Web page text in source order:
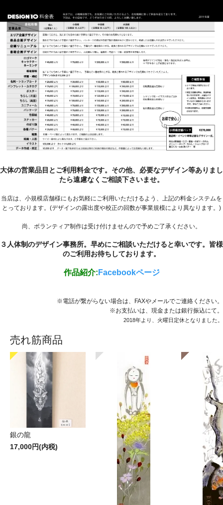
大体の営業品目とご利用料金です。その他、必要なデザイン等ありまし
たら遠慮なくご相談下さいませ。
当店は、小規模店舗様にもお気軽にご利用いただけるよう、上記の料金システムを
とっております。(デザインの露出度や校正の回数が事業規模により異なります。)
尚、ボランティア制作は受け付けませんので予めご了承ください。
３人体制のデザイン事務所。早めにご相談いただけると幸いです。皆様
のご利用お待ちしております。
作品紹介: Facebookページ
※電話が繋がらない場合は、FAXやメールでご連絡ください。
※お支払いは、現金または銀行振込にて。
2018年より、火曜日定休となりました。
売れ筋商品
銀の龍
17,000円(内税)